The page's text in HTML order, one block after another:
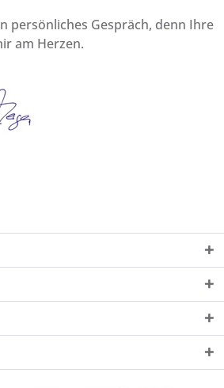
persönliches Gespräch, denn Ihre
am Herzen.